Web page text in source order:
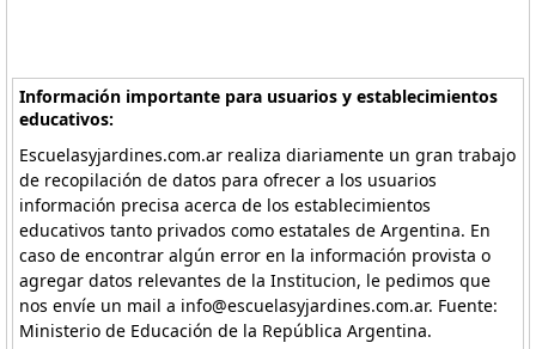
Información importante para usuarios y establecimientos
educativos:
Escuelasyjardines.com.ar realiza diariamente un gran trabajo
de recopilación de datos para ofrecer a los usuarios
información precisa acerca de los establecimientos
educativos tanto privados como estatales de Argentina. En
caso de encontrar algún error en la información provista o
agregar datos relevantes de la Institucion, le pedimos que
nos envíe un mail a info@escuelasyjardines.com.ar. Fuente:
Ministerio de Educación de la República Argentina.